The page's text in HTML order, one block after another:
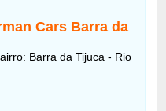
Cars Barra da
Barra da Tijuca - Rio